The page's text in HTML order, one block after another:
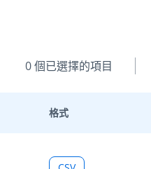
0個已選擇的項目
格式